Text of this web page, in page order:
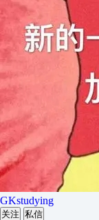
GKstudying
关注 私信